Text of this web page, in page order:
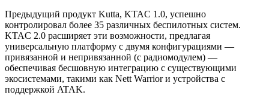
Предыдущий продукт Kutta, KTAC 1.0, успешно
контролировал более 35 различных беспилотных систем.
KTAC 2.0 расширяет эти возможности, предлагая
универсальную платформу с двумя конфигурациями —
привязанной и непривязанной (с радиомодулем) —
обеспечивая бесшовную интеграцию с существующими
экосистемами, такими как Nett Warrior и устройства с
поддержкой ATAK.